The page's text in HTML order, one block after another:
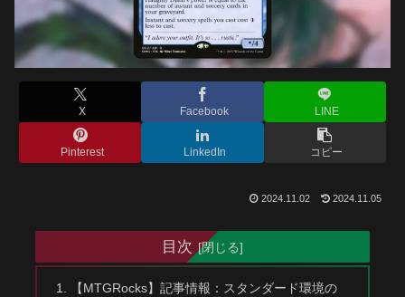
X Facebook LINE
Pinterest LinkedIn コピー
2024.11.02 2024.11.05
目次
【MTGRocks】記事情報：スタンダード環境の